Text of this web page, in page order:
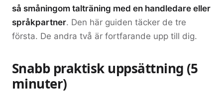
så småningom talträning med en handledare eller
språkpartner. Den här guiden täcker de tre
första. De andra två är fortfarande upp till dig.
Snabb praktisk uppsättning (5
minuter)